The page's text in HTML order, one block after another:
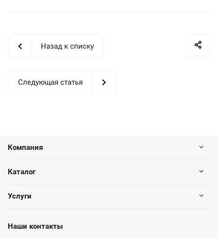
Назад к списку
Следующая статья
Компания
Каталог
Услуги
Наши контакты